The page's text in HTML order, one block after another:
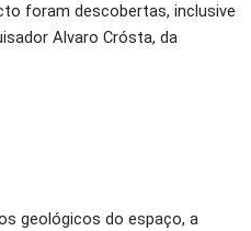
foram descobertas, inclusive
Alvaro Crósta, da
geológicos do espaço, a